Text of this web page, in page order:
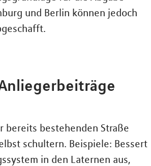
und Berlin können jedoch
bereits bestehenden Straße
schultern. Beispiele: Bessert
in den Laternen aus,